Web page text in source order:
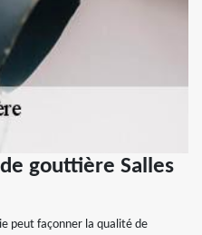
gouttière Salles
peut façonner la qualité de